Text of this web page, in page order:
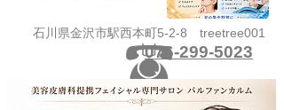
石川県金沢市駅西本町5-2-8 treetree001
076-299-5023